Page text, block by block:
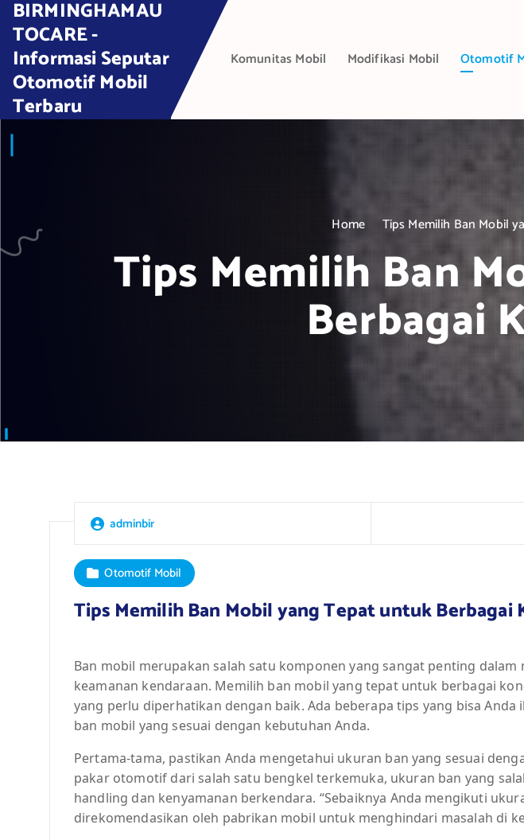
t
BIRMINGHAMAU
TOCARE -
Informasi Seputar
Otomotif Mobil
Terbaru
Komunitas Mobil Modifikasi Mobil Otomotif
Home Tips Memilih Ban Mobil
Tips Memilih Ban
Berbagai
adminbir
Otomotif Mobil
Tips Memilih Ban Mobil yang Tepat untuk Berbagai
Ban mobil merupakan salah satu komponen yang sangat penting
keamanan kendaraan. Memilih ban mobil yang tepat untuk berbagai
yang perlu diperhatikan dengan baik. Ada beberapa tips yang bisa
ban mobil yang sesuai dengan kebutuhan Anda.
Pertama-tama, pastikan Anda mengetahui ukuran ban yang sesuai
pakar otomotif dari salah satu bengkel terkemuka, ukuran ban yang
handling dan kenyamanan berkendara. “Sebaiknya Anda mengikuti
direkomendasikan oleh pabrikan mobil untuk menghindari masalah di